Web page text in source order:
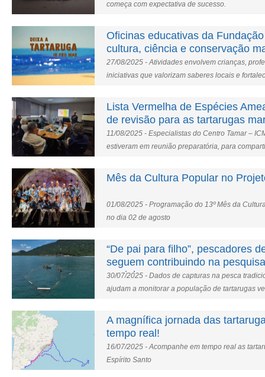
começa com expectativa de sucesso.
Oficinas educativas da
cultura, ciência e conservação
27/08/2025 - Atividades envolvem crianças,
iniciativas que valorizam saberes locais e
Lista Vermelha de Espécies
de revisão para as tartarugas
11/08/2025 - Especialistas do Centro Tamar –
estiveram em reunião preparatória, para
Marinhas que deverá acontecer em breve.
Mês da Cultura Popular no
01/08/2025 - Programação do 13º Mês da
no dia 02 de agosto
“De pai para filho”, pescadores
seguem contribuindo na
marinhas.
30/07/2025 - Dados de capturas na pesca
ajudam a monitorar a população de tartarugas
A magnífica jornada das
tempo real!
16/07/2025 - Acompanhe em tempo real as
Espírito Santo